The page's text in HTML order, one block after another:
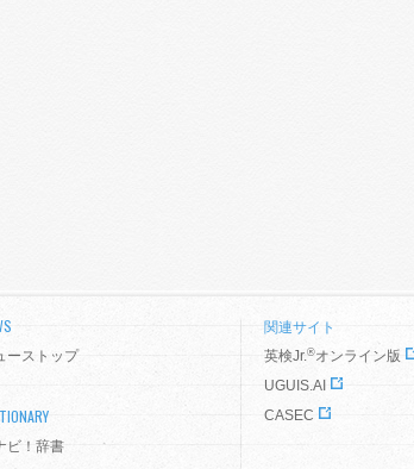
ーストップ
ビ！辞書
関連サイト
英検Jr.®オンライン版
UGUIS.AI
CASEC